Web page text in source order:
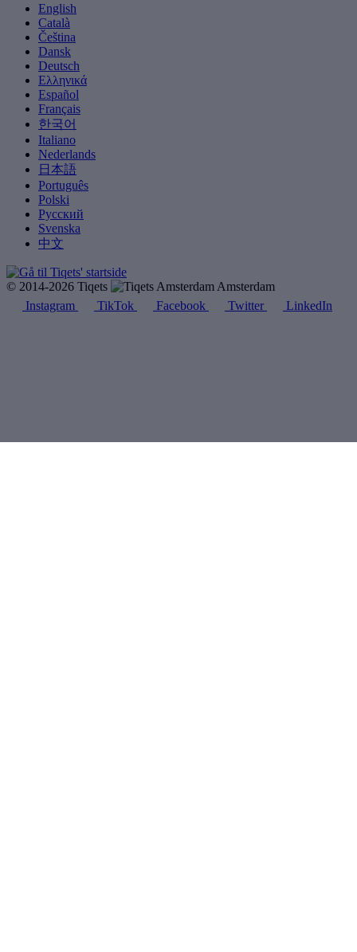
English
Català
Čeština
Dansk
Deutsch
Ελληνικά
Español
Français
한국어
Italiano
Nederlands
日本語
Português
Polski
Русский
Svenska
中文
© 2014-2026 Tiqets
Amsterdam
Instagram
TikTok Facebook Twitter LinkedIn